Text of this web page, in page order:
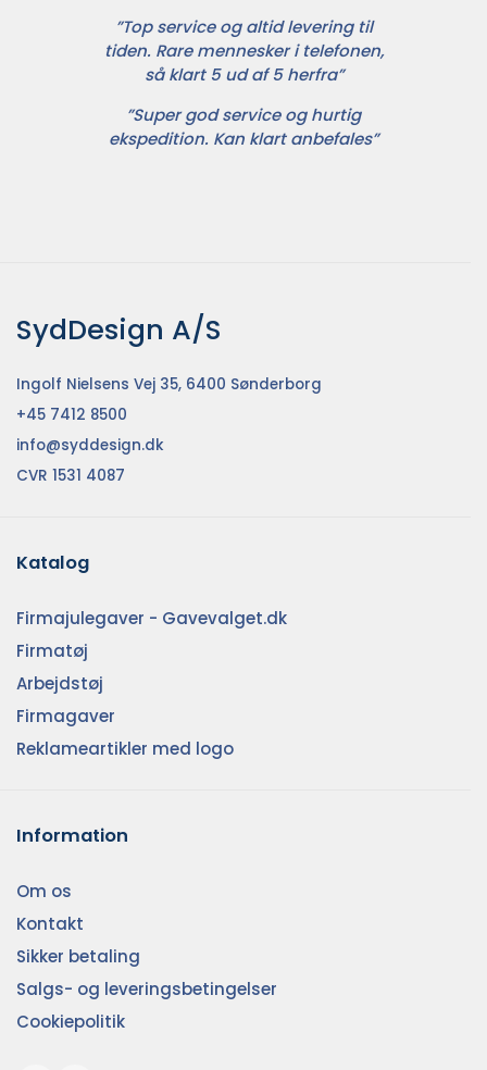
”Top service og altid levering til
tiden. Rare mennesker i telefonen,
så klart 5 ud af 5 herfra”
”Super god service og hurtig
ekspedition. Kan klart anbefales”
SydDesign A/S
Ingolf Nielsens Vej 35, 6400 Sønderborg
+45 7412 8500
info@syddesign.dk
CVR 1531 4087
Katalog
Firmajulegaver - Gavevalget.dk
Firmatøj
Arbejdstøj
Firmagaver
Reklameartikler med logo
Information
Om os
Kontakt
Sikker betaling
Salgs- og leveringsbetingelser
Cookiepolitik